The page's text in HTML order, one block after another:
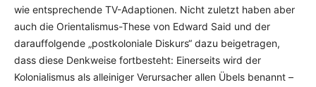
wie entsprechende TV-Adaptionen. Nicht zuletzt haben aber
auch die Orientalismus-These von Edward Said und der
darauffolgende „postkoloniale Diskurs“ dazu beigetragen,
dass diese Denkweise fortbesteht: Einerseits wird der
Kolonialismus als alleiniger Verursacher allen Übels benannt –